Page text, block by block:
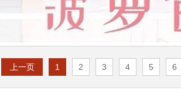
上一页 1 2 3 4 5 6